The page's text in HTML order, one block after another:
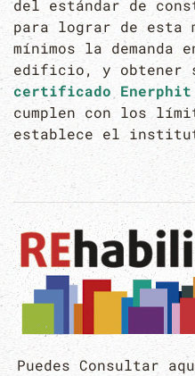
del estándar de
para lograr de esta
mínimos la demanda
edificio, y obtener
certificado Enerphit
cumplen con los
establece el
Puedes Consultar